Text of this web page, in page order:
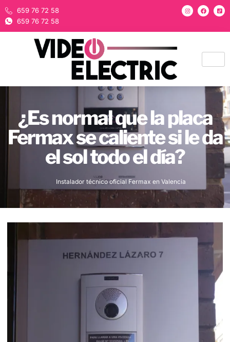
659 76 72 58
659 76 72 58
¿Es normal que la placa
Fermax se caliente si le da
el sol todo el día?
Instalador técnico oficial Fermax en Valencia